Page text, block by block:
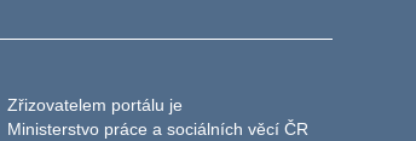
Zřizovatelem portálu je
Ministerstvo práce a sociálních věcí ČR